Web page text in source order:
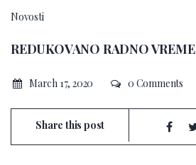
Novosti
REDUKOVANO RADNO VREME
March 17, 2020 0 Comments
Share this post